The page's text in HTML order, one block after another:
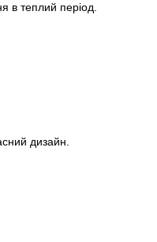
в теплий період.
дизайн.